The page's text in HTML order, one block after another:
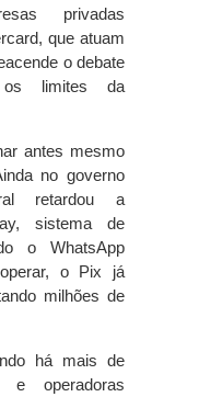
privadas
que atuam
o debate
os limites da
antes mesmo
no governo
retardou a
sistema de
o WhatsApp
o Pix já
milhões de
há mais de
e operadoras